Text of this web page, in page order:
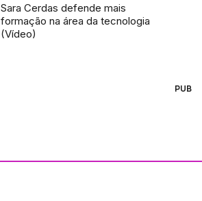
Sara Cerdas defende mais
formação na área da tecnologia
(Vídeo)
PUB